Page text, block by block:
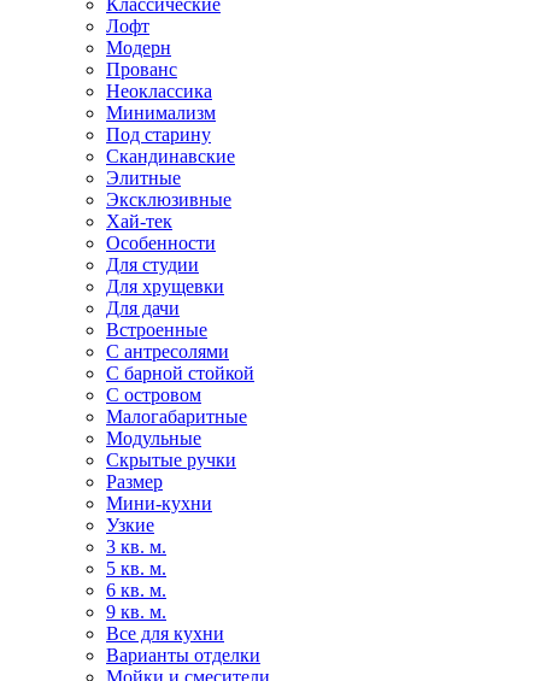
Классические
Лофт
Модерн
Прованс
Неоклассика
Минимализм
Под старину
Скандинавские
Элитные
Эксклюзивные
Хай-тек
Особенности
Для студии
Для хрущевки
Для дачи
Встроенные
С антресолями
С барной стойкой
С островом
Малогабаритные
Модульные
Скрытые ручки
Размер
Мини-кухни
Узкие
3 кв. м.
5 кв. м.
6 кв. м.
9 кв. м.
Все для кухни
Варианты отделки
Мойки и смесители